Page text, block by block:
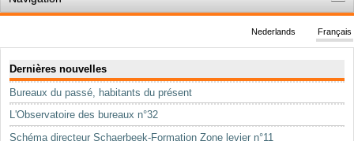
Règles du jeu
Permis d'urbanisme
Cartographie
Etudes et publications
Français
Nederlands
Dernières nouvelles
Bureaux du passé, habitants du présent
L'Observatoire des bureaux n°32
Schéma directeur Schaerbeek-Formation Zone levier n°11